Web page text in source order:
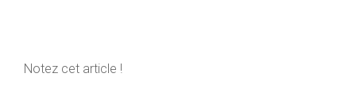
Notez cet article !